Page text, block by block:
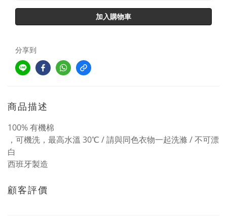
加入購物車
分享到
商品描述
100% 有機棉
，可機洗，最高水溫 30℃ / 請與同色衣物一起洗滌 / 不可漂
白
西班牙製造
顧客評價